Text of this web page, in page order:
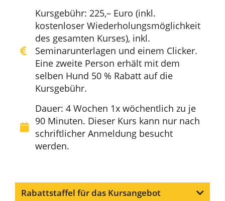
Kursgebühr: 225,– Euro (inkl.
kostenloser Wiederholungsmöglichkeit
des gesamten Kurses), inkl.
Seminarunterlagen und einem Clicker.
Eine zweite Person erhält mit dem
selben Hund 50 % Rabatt auf die
Kursgebühr.
Dauer: 4 Wochen 1x wöchentlich zu je
90 Minuten. Dieser Kurs kann nur nach
schriftlicher Anmeldung besucht
werden.
Rabattstaffel für das Kursangebot